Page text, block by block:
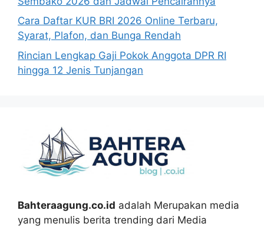
Cara Daftar KUR BRI 2026 Online Terbaru,
Syarat, Plafon, dan Bunga Rendah
Rincian Lengkap Gaji Pokok Anggota DPR RI
hingga 12 Jenis Tunjangan
Bahteraagung.co.id adalah Merupakan media
yang menulis berita trending dari Media